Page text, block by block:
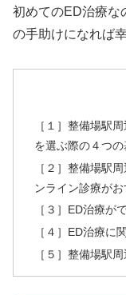
初めてのED治療な
の手助けになれば
［１］整備場駅
を選ぶ際の４つの
［２］整備場駅
ンライン診療がお
［３］ED治療が
［４］ED治療に
［５］整備場駅